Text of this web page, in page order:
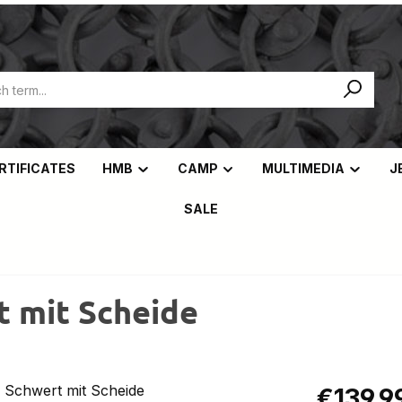
HMB CAMP MULTIMEDIA
SALE
mit Scheide
Regular